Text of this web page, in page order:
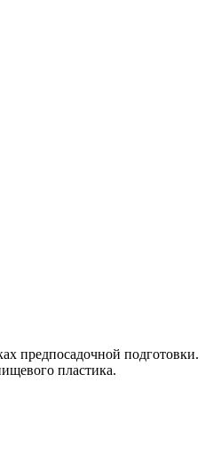
предпосадочной подготовки.
пластика.